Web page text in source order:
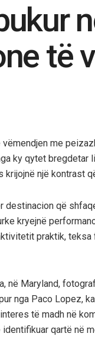
të
vëmendjen me
ky qytet
krijojnë një kontrast
destinacion që
kryejnë
praktik,
në Maryland,
nga Paco Lopez,
të madh në
qartë në